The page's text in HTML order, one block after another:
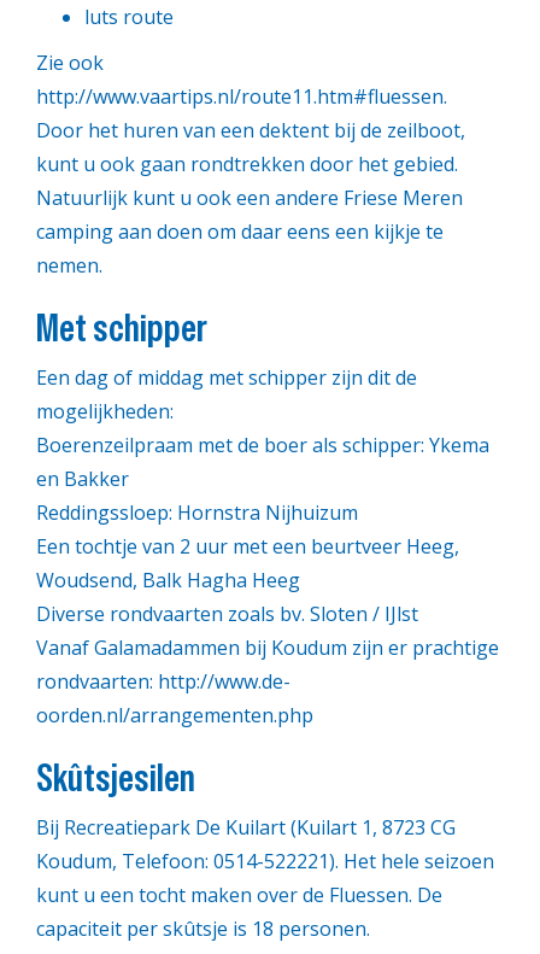
luts route
Zie ook
http://www.vaartips.nl/route11.htm#fluessen.
Door het huren van een dektent bij de zeilboot,
kunt u ook gaan rondtrekken door het gebied.
Natuurlijk kunt u ook een andere Friese Meren
camping aan doen om daar eens een kijkje te
nemen.
Met schipper
Een dag of middag met schipper zijn dit de
mogelijkheden:
Boerenzeilpraam met de boer als schipper: Ykema
en Bakker
Reddingssloep: Hornstra Nijhuizum
Een tochtje van 2 uur met een beurtveer Heeg,
Woudsend, Balk Hagha Heeg
Diverse rondvaarten zoals bv. Sloten / IJlst
Vanaf Galamadammen bij Koudum zijn er prachtige
rondvaarten: http://www.de-
oorden.nl/arrangementen.php
Skûtsjesilen
Bij Recreatiepark De Kuilart (Kuilart 1, 8723 CG
Koudum, Telefoon: 0514-522221). Het hele seizoen
kunt u een tocht maken over de Fluessen. De
capaciteit per skûtsje is 18 personen.